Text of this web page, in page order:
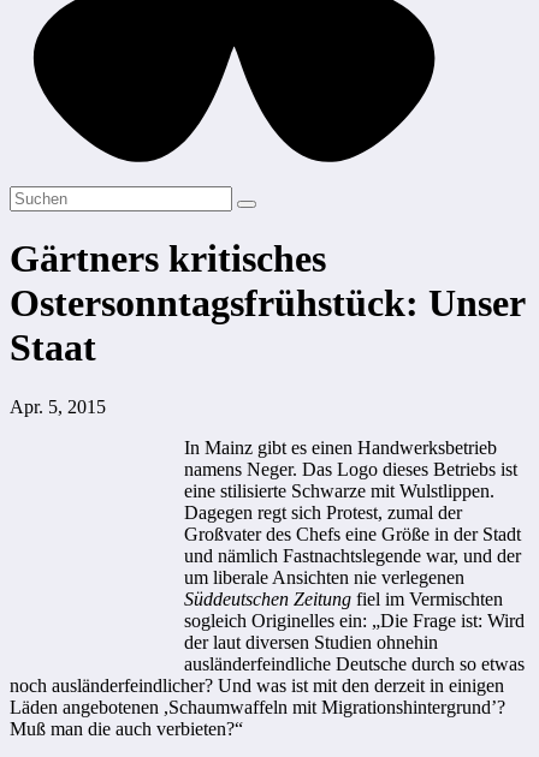
Gärtners kritisches
Ostersonntagsfrühstück: Unser
Staat
Apr. 5, 2015
In Mainz gibt es einen Handwerksbetrieb
namens Neger. Das Logo dieses Betriebs ist
eine stilisierte Schwarze mit Wulstlippen.
Dagegen regt sich Protest, zumal der
Großvater des Chefs eine Größe in der Stadt
und nämlich Fastnachtslegende war, und der
um liberale Ansichten nie verlegenen
Süddeutschen Zeitung fiel im Vermischten
sogleich Originelles ein: „Die Frage ist: Wird
der laut diversen Studien ohnehin
ausländerfeindliche Deutsche durch so etwas
noch ausländerfeindlicher? Und was ist mit den derzeit in einigen
Läden angebotenen ,Schaumwaffeln mit Migrationshintergrund’?
Muß man die auch verbieten?“